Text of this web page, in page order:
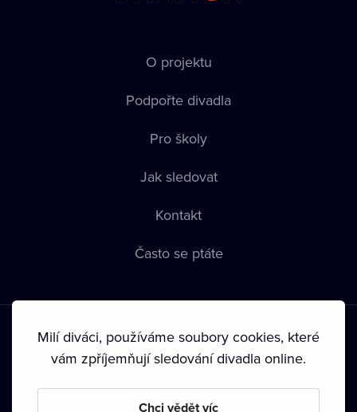
O projektu
Podpořte divadla
Pro školy
Jak sledovat
Kontakt
Často se ptáte
Podmínky používání • Ochrana soukromí • Zásady používání
• Autorská práva•
Milí diváci, používáme soubory cookies, které
vám zpříjemňují sledování divadla online.
Chci vědět víc